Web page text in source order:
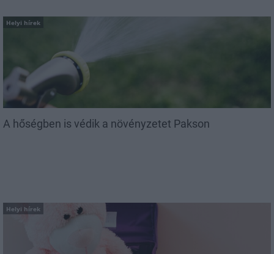
Helyi hírek
A hőségben is védik a növényzetet Pakson
Helyi hírek